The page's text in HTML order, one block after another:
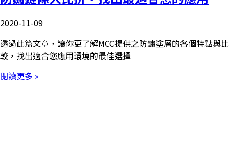
2020-11-09
透過此篇文章，讓你更了解MCC提供之防鏽塗層的各個特點與比
較，找出適合您應用環境的最佳選擇
閱讀更多 »